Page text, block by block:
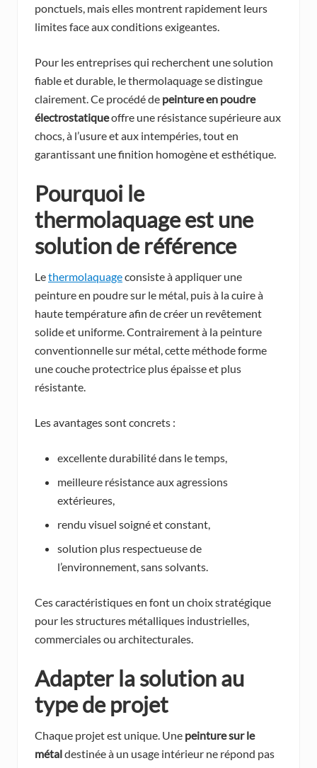
ponctuels, mais elles montrent rapidement leurs
limites face aux conditions exigeantes.
Pour les entreprises qui recherchent une solution
fiable et durable, le thermolaquage se distingue
clairement. Ce procédé de peinture en poudre
électrostatiqueoffre une résistance supérieure aux
chocs, à l’usure et aux intempéries, tout en
garantissant une finition homogène et esthétique.
Pourquoi le
thermolaquage est une
solution de référence
Lethermolaquageconsiste à appliquer une
peinture en poudre sur le métal, puis à la cuire à
haute température afin de créer un revêtement
solide et uniforme. Contrairement à la peinture
conventionnelle sur métal, cette méthode forme
une couche protectrice plus épaisse et plus
résistante.
Les avantages sont concrets :
excellente durabilité dans le temps,
meilleure résistance aux agressions
extérieures,
rendu visuel soigné et constant,
solution plus respectueuse de
l’environnement, sans solvants.
Ces caractéristiques en font un choix stratégique
pour les structures métalliques industrielles,
commerciales ou architecturales.
Adapter la solution au
type de projet
Chaque projet est unique. Une peinture sur le
métaldestinée à un usage intérieur ne répond pas